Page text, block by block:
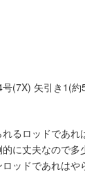
(7X) 矢引き1(約
るロッドであれ
に丈夫なので多
ッドであれはや